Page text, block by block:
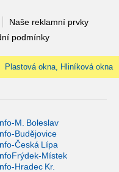
Naše reklamní prvky
podmínky
Plastová okna, Hliníková okna
M. Boleslav
Budějovice
Česká Lípa
Místek
Hradec Kr.